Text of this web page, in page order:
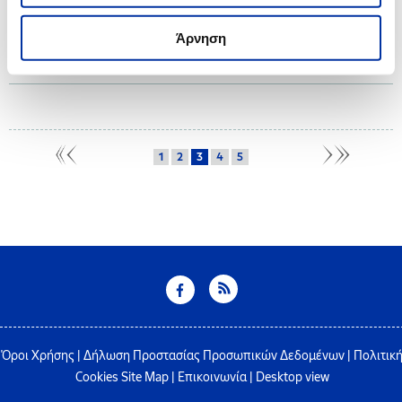
Άρνηση
Ο Όμιλος ΕΛΛΗΝΙΚΑ ΠΕΤΡΕΛΑΙΑ, στο πλαίσιο του Προγράμματος Εταιρικής
Αριστούχους Απόφοιτους Γενικών Ενιαίων και Επαγγελματικών Λυκείων
των ετών 2021 και 2022, από τους όμορους δήμους.
1 2 3 4 5
Όροι Χρήσης Δήλωση Προστασίας Προσωπικών Δεδομένων
Πολιτική
Cookies Site Map| Επικοινωνία| Desktop view